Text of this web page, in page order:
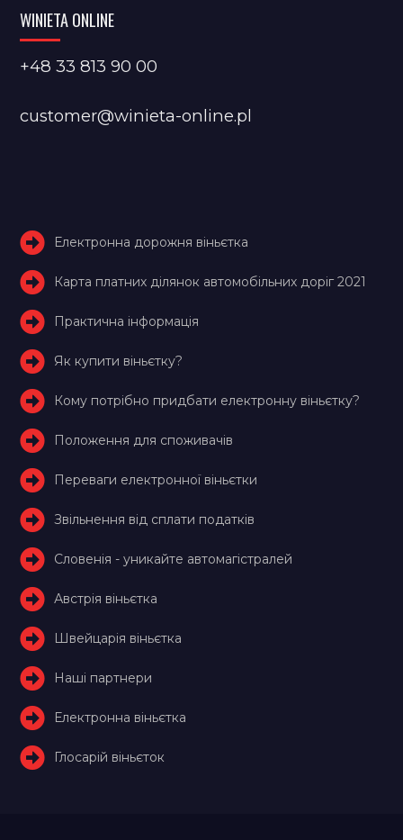
WINIETA ONLINE
+48 33 813 90 00
customer@winieta-online.pl
Електронна дорожня віньєтка
Карта платних ділянок автомобільних доріг 2021
Практична інформація
Як купити віньєтку?
Кому потрібно придбати електронну віньєтку?
Положення для споживачів
Переваги електронної віньєтки
Звільнення від сплати податків
Словенія - уникайте автомагістралей
Австрія віньєтка
Швейцарія віньєтка
Наші партнери
Електронна віньєтка
Глосарій віньєток